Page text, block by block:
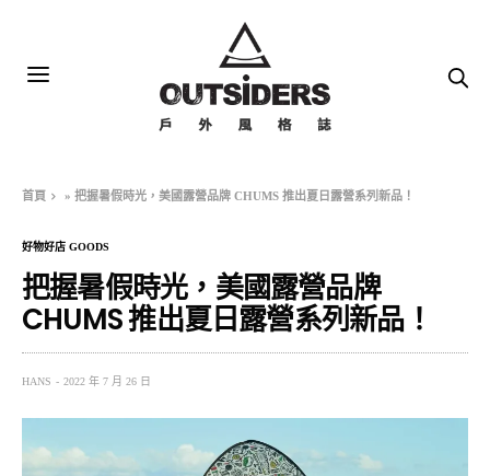
首頁 »把握暑假時光，美國露營品牌 CHUMS 推出夏日露營系列新品！
好物好店 GOODS
把握暑假時光，美國露營品牌
CHUMS 推出夏日露營系列新品！
HANS 2022 年 7 月 26 日